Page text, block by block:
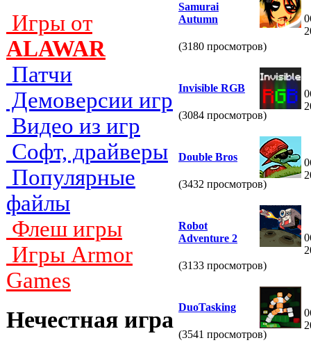
Игры от
ALAWAR
Патчи
Демоверсии игр
Видео из игр
Софт, драйверы
Популярные
файлы
Флеш игры
Игры Armor
Games
Нечестная игра
Samurai
Autumn
(3180 просмотров)
Invisible RGB
(3084 просмотров)
Double Bros
(3432 просмотров)
Robot
Adventure 2
(3133 просмотров)
DuoTasking
(3541 просмотров)